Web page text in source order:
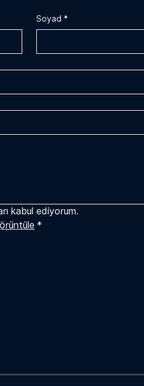
Soyad *
kabul ediyorum.
*